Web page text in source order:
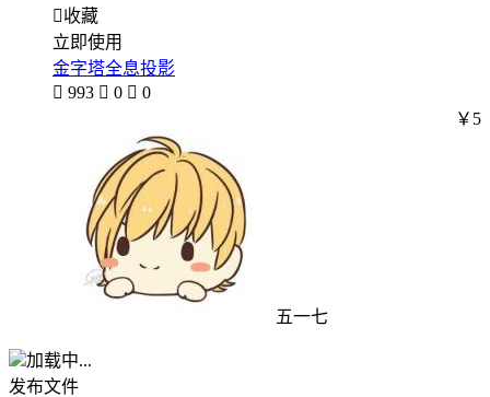
收藏
立即使用
金字塔全息投影
 993  0  0
五一七
￥5
加载中...
发布文件